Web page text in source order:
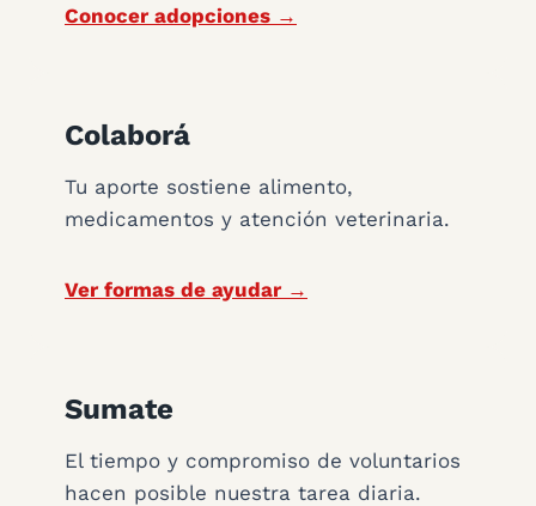
Conocer adopciones →
Colaborá
Tu aporte sostiene alimento,
medicamentos y atención veterinaria.
Ver formas de ayudar →
Sumate
El tiempo y compromiso de voluntarios
hacen posible nuestra tarea diaria.